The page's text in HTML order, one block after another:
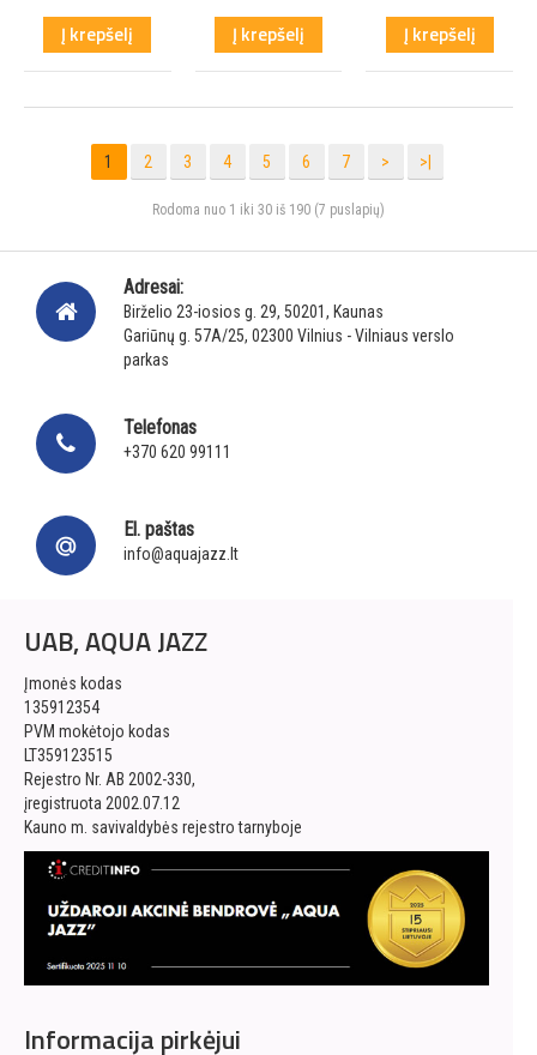
Į krepšelį Į krepšelį Į krepšelį
1 2 3 4 5 6 7 > >|
Rodoma nuo 1 iki 30 iš 190 (7 puslapių)
Adresai:
Birželio 23-iosios g. 29, 50201, Kaunas
Gariūnų g. 57A/25, 02300 Vilnius - Vilniaus verslo
parkas
Telefonas
+370 620 99111
El. paštas
info@aquajazz.lt
UAB, AQUA JAZZ
Įmonės kodas
135912354
PVM mokėtojo kodas
LT359123515
Rejestro Nr. AB 2002-330,
įregistruota 2002.07.12
Kauno m. savivaldybės rejestro tarnyboje
Informacija pirkėjui